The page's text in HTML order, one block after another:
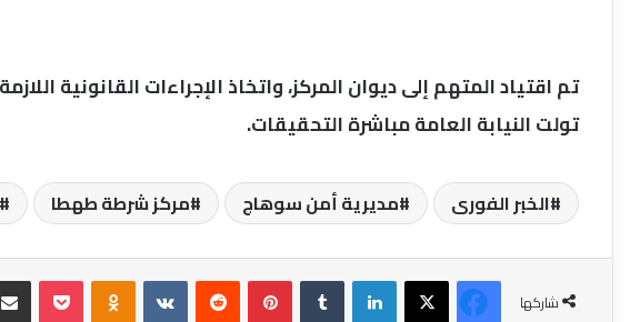
تم اقتياد المتهم إلى ديوان المركز، واتخاذ الإجراءات القانونية
تولت النيابة العامة مباشرة التحقيقات.
الخبر الفورى مديرية أمن سوهاج مركز شرطة طهطا
شاركها
فيسبوك‫X لينكدإن بينتيريست Odnoklassniki